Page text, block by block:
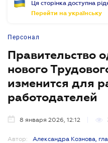
Ця сторінка доступна
Перейти на українську
Персонал
Правительство
нового
изменится для
работодателей
8 января 2026, 12:12
Автор: Александра Кознова,